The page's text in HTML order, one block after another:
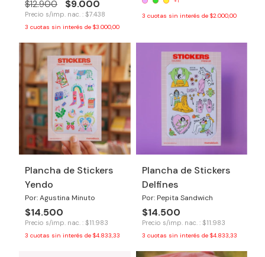
$12.900 $9.000
Precio s/imp. nac. : $7.438
3 cuotas sin interés de $3.000,00
3 cuotas sin interés de $2.000,00
Plancha de Stickers
Yendo
Por: Agustina Minuto
$14.500
Precio s/imp. nac. : $11.983
3 cuotas sin interés de $4.833,33
Plancha de Stickers
Delfines
Por: Pepita Sandwich
$14.500
Precio s/imp. nac. : $11.983
3 cuotas sin interés de $4.833,33